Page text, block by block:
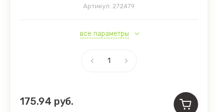
Артикул: 272479
все параметры
175.94 руб.